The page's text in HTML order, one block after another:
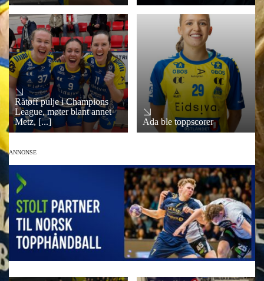
Råtøff pulje i Champions
League, møter blant annet
Metz, [...]
Ada ble toppscorer